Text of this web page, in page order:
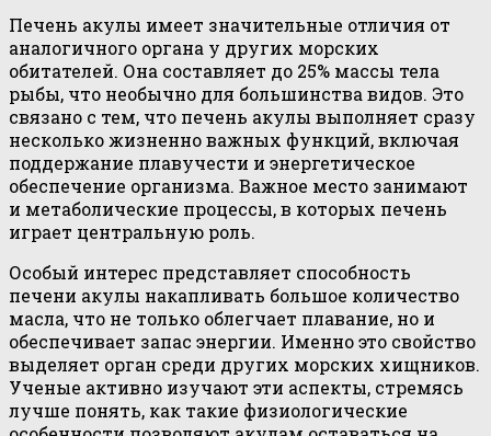
Печень акулы имеет значительные отличия от
аналогичного органа у других морских
обитателей. Она составляет до 25% массы тела
рыбы, что необычно для большинства видов. Это
связано с тем, что печень акулы выполняет сразу
несколько жизненно важных функций, включая
поддержание плавучести и энергетическое
обеспечение организма. Важное место занимают
и метаболические процессы, в которых печень
играет центральную роль.
Особый интерес представляет способность
печени акулы накапливать большое количество
масла, что не только облегчает плавание, но и
обеспечивает запас энергии. Именно это свойство
выделяет орган среди других морских хищников.
Ученые активно изучают эти аспекты, стремясь
лучше понять, как такие физиологические